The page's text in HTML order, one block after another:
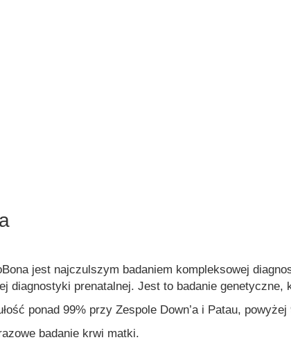
jest najczulszym badaniem kompleksowej
diagnostyki prenatalnej. Jest to badanie
ponad 99% przy Zespole Down’a i Patau,
badanie krwi matki.